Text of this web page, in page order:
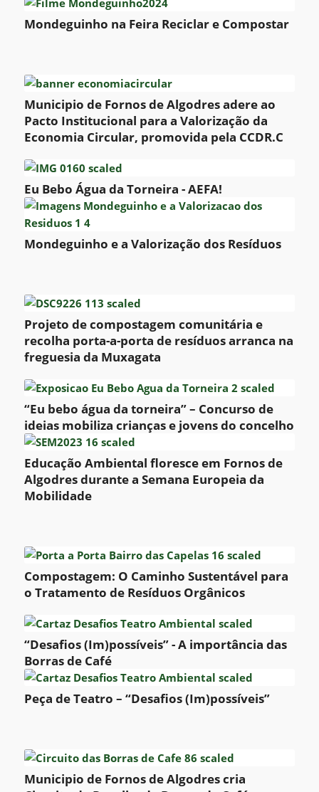
Mondeguinho na Feira Reciclar e Compostar
Municipio de Fornos de Algodres adere ao
Pacto Institucional para a Valorização da
Economia Circular, promovida pela CCDR.C
Eu Bebo Água da Torneira - AEFA!
Mondeguinho e a Valorização dos Resíduos
Projeto de compostagem comunitária e
recolha porta-a-porta de resíduos arranca na
freguesia da Muxagata
“Eu bebo água da torneira” – Concurso de
ideias mobiliza crianças e jovens do concelho
Educação Ambiental floresce em Fornos de
Algodres durante a Semana Europeia da
Mobilidade
Compostagem: O Caminho Sustentável para
o Tratamento de Resíduos Orgânicos
“Desafios (Im)possíveis” - A importância das
Borras de Café
Peça de Teatro – “Desafios (Im)possíveis”
Municipio de Fornos de Algodres cria